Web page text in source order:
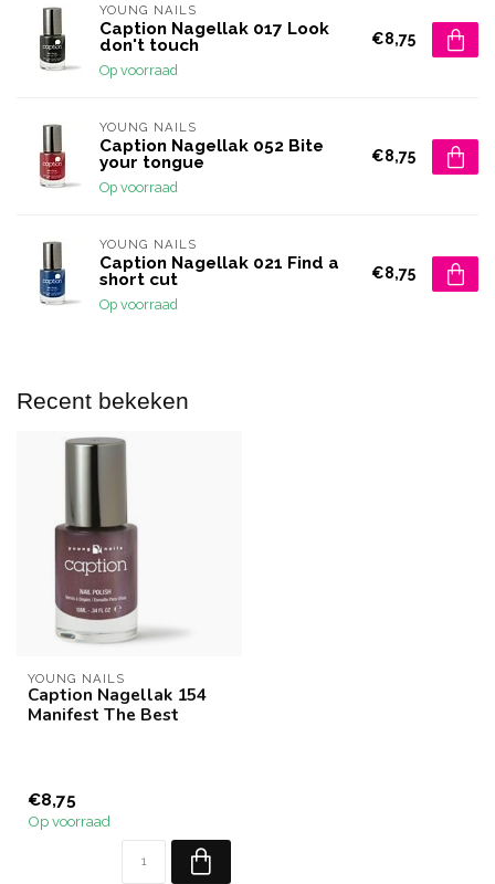
YOUNG NAILS
Caption Nagellak 017 Look
don't touch
Op voorraad
€8,75
YOUNG NAILS
Caption Nagellak 052 Bite
your tongue
Op voorraad
€8,75
YOUNG NAILS
Caption Nagellak 021 Find a
short cut
Op voorraad
€8,75
Recent bekeken
YOUNG NAILS
Caption Nagellak 154
Manifest The Best
€8,75
Op voorraad